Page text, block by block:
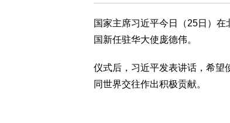
国家主席习近平今日（25日）
国新任驻华大使庞德伟。
仪式后，习近平发表讲话，希望
同世界交往作出积极贡献。